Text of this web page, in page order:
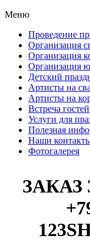
Меню
Проведение
Организация
Организация
Организация
Детский
Артисты на
Артисты на
Встреча гостей
Услуги для
Полезная
Наши
Фотогалерея
ЗАКАЗ